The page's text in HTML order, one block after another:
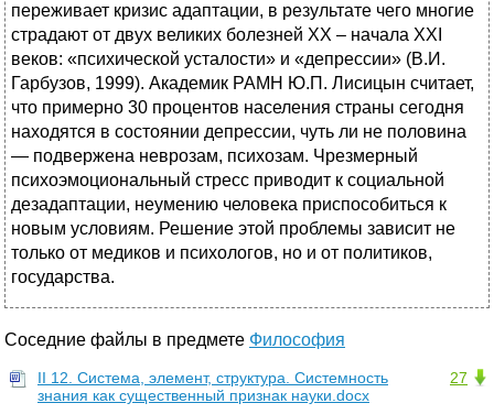
переживает кризис адаптации, в результате чего многие
страдают от двух великих болезней XX – начала XXI
веков: «психической усталости» и «депрессии» (В.И.
Гарбузов, 1999). Академик РАМН Ю.П. Лисицын считает,
что примерно 30 процентов населения страны сегодня
находятся в состоянии депрессии, чуть ли не половина
— подвержена неврозам, психозам. Чрезмерный
психоэмоциональный стресс приводит к социальной
дезадаптации, неумению человека приспособиться к
новым условиям. Решение этой проблемы зависит не
только от медиков и психологов, но и от политиков,
государства.
Соседние файлы в предмете Философия
27
II 12. Система, элемент, структура. Системность
знания как существенный признак науки.docx